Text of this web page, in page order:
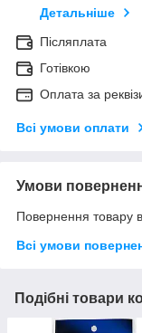
Детальніше
Післяплата
Готівкою
Оплата за
Всі умови оплати
Умови
Повернення товару
Всі умови
Подібні товари